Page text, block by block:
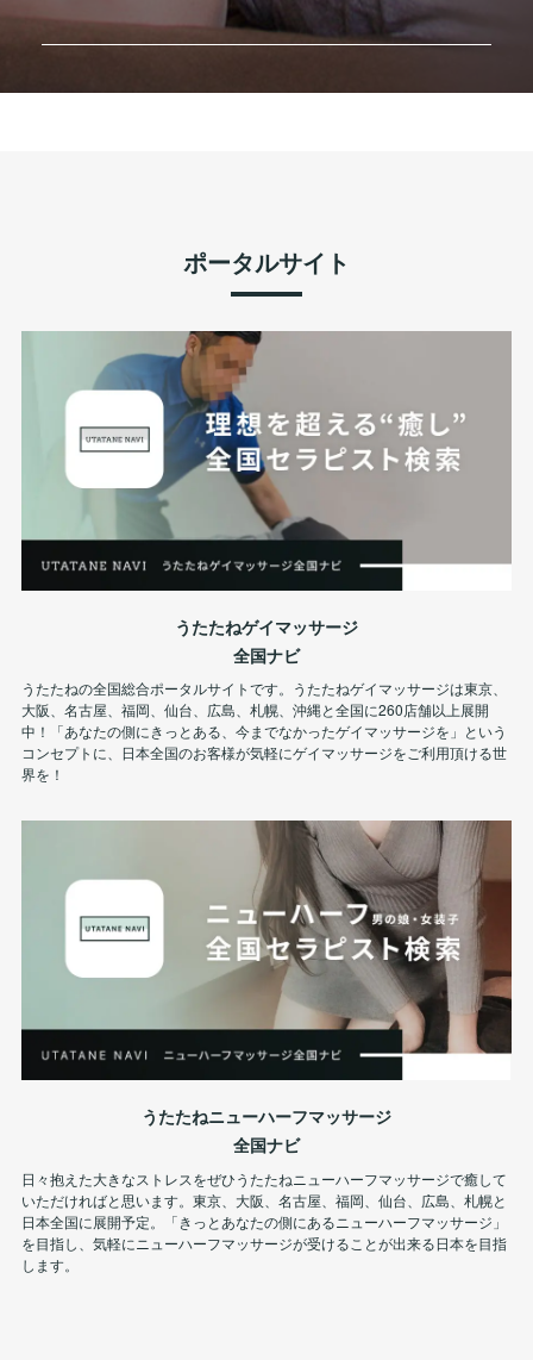
ポータルサイト
うたたねゲイマッサージ
全国ナビ
うたたねの全国総合ポータルサイトです。うたたねゲイマッサージは東京、
大阪、名古屋、福岡、仙台、広島、札幌、沖縄と全国に260店舗以上展開
中！「あなたの側にきっとある、今までなかったゲイマッサージを」という
コンセプトに、日本全国のお客様が気軽にゲイマッサージをご利用頂ける世
界を！
うたたねニューハーフマッサージ
全国ナビ
日々抱えた大きなストレスをぜひうたたねニューハーフマッサージで癒して
いただければと思います。東京、大阪、名古屋、福岡、仙台、広島、札幌と
日本全国に展開予定。「きっとあなたの側にあるニューハーフマッサージ」
を目指し、気軽にニューハーフマッサージが受けることが出来る日本を目指
します。